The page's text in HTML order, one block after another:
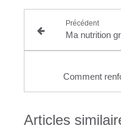
Précédent
Comment
Articles